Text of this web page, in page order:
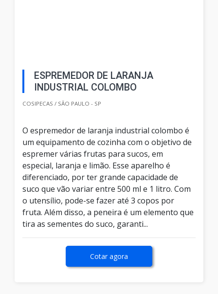
ESPREMEDOR DE LARANJA
INDUSTRIAL COLOMBO
COSIPECAS / SÃO PAULO - SP
O espremedor de laranja industrial colombo é
um equipamento de cozinha com o objetivo de
espremer várias frutas para sucos, em
especial, laranja e limão. Esse aparelho é
diferenciado, por ter grande capacidade de
suco que vão variar entre 500 ml e 1 litro. Com
o utensílio, pode-se fazer até 3 copos por
fruta. Além disso, a peneira é um elemento que
tira as sementes do suco, garanti...
Cotar agora